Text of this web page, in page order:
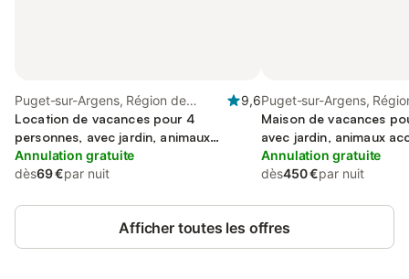
Puget-sur-Argens, Région de
Draguignan
9,6
Location de vacances pour 4
personnes, avec jardin, animaux
acceptés
Annulation gratuite
dès69 €par nuit
Puget-sur-Argens,
Draguignan
Maison de vacances
avec jardin, animaux
Annulation gratuite
dès450 €par nuit
Afficher toutes les offres